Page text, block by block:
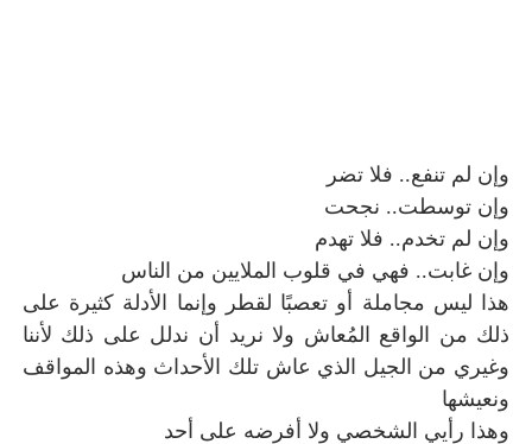
وإن لم تنفع.. فلا تضر
وإن توسطت.. نجحت
وإن لم تخدم.. فلا تهدم
وإن غابت.. فهي في قلوب الملايين من الناس
هذا ليس مجاملة أو تعصبًا لقطر وإنما الأدلة كثيرة على
ذلك من الواقع المُعاش ولا نريد أن ندلل على ذلك لأننا
وغيري من الجيل الذي عاش تلك الأحداث وهذه المواقف
ونعيشها
وهذا رأيي الشخصي ولا أفرضه على أحد